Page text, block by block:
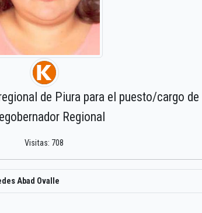
de Piura para el puesto/cargo de
Regional
Visitas: 708
Abad Ovalle